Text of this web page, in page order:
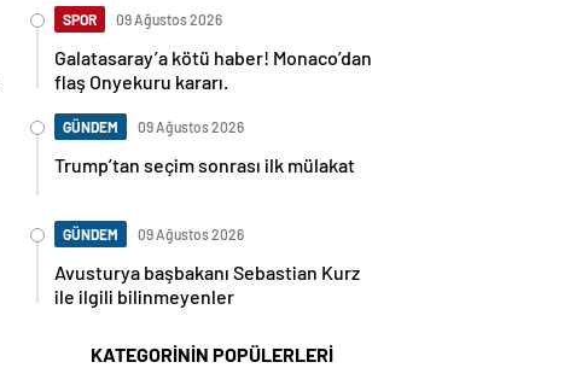
SPOR 09 Ağustos 2026
Galatasaray’a kötü haber! Monaco’dan
flaş Onyekuru kararı.
GÜNDEM 09 Ağustos 2026
Trump’tan seçim sonrası ilk mülakat
GÜNDEM 09 Ağustos 2026
Avusturya başbakanı Sebastian Kurz
ile ilgili bilinmeyenler
KATEGORİNİN POPÜLERLERİ